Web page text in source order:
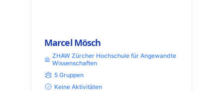
Marcel Mösch
ZHAW Zürcher Hochschule für Angewandte
Wissenschaften
5 Gruppen
Keine Aktivitäten